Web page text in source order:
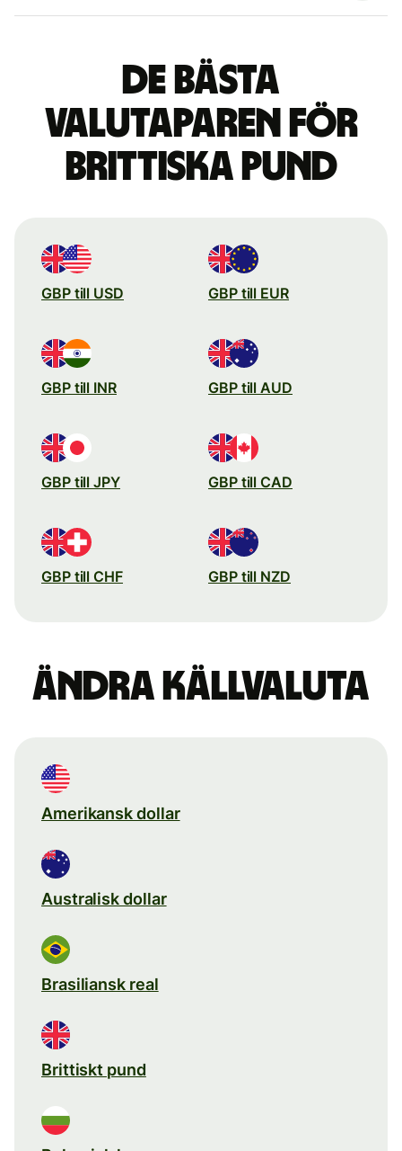
De bästa
valutaparen för
brittiska pund
GBP till USD GBP till EUR
GBP till INR GBP till AUD
GBP till JPY GBP till CAD
GBP till CHF GBP till NZD
Ändra källvaluta
Amerikansk dollar
Australisk dollar
Brasiliansk real
Brittiskt pund